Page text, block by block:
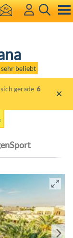
sehr beliebt
Sport
gerade 6